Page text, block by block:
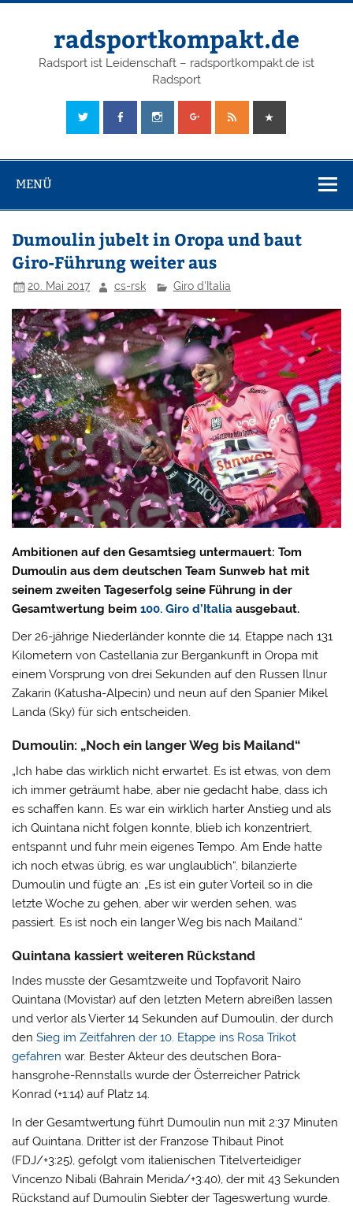
radsportkompakt.de
Radsport ist Leidenschaft – radsportkompakt.de ist
Radsport
MENÜ
Dumoulin jubelt in Oropa und baut
Giro-Führung weiter aus
20. Mai 2017 cs-rsk Giro d'Italia
Ambitionen auf den Gesamtsieg untermauert: Tom
Dumoulin aus dem deutschen Team Sunweb hat mit
seinem zweiten Tageserfolg seine Führung in der
Gesamtwertung beim100. Giro d’Italia ausgebaut.
Der 26-jährige Niederländer konnte die 14. Etappe nach 131
Kilometern von Castellania zur Bergankunft in Oropa mit
einem Vorsprung von drei Sekunden auf den Russen Ilnur
Zakarin (Katusha-Alpecin) und neun auf den Spanier Mikel
Landa (Sky) für sich entscheiden.
Dumoulin: „Noch ein langer Weg bis Mailand“
„Ich habe das wirklich nicht erwartet. Es ist etwas, von dem
ich immer geträumt habe, aber nie gedacht habe, dass ich
es schaffen kann. Es war ein wirklich harter Anstieg und als
ich Quintana nicht folgen konnte, blieb ich konzentriert,
entspannt und fuhr mein eigenes Tempo. Am Ende hatte
ich noch etwas übrig, es war unglaublich“, bilanzierte
Dumoulin und fügte an: „Es ist ein guter Vorteil so in die
letzte Woche zu gehen, aber wir werden sehen, was
passiert. Es ist noch ein langer Weg bis nach Mailand.“
Quintana kassiert weiteren Rückstand
Indes musste der Gesamtzweite und Topfavorit Nairo
Quintana (Movistar) auf den letzten Metern abreißen lassen
und verlor als Vierter 14 Sekunden auf Dumoulin, der durch
denSieg im Zeitfahren der 10. Etappe ins Rosa Trikot
gefahren war. Bester Akteur des deutschen Bora-
hansgrohe-Rennstalls wurde der Österreicher Patrick
Konrad (+1:14) auf Platz 14.
In der Gesamtwertung führt Dumoulin nun mit 2:37 Minuten
auf Quintana. Dritter ist der Franzose Thibaut Pinot
(FDJ/+3:25), gefolgt vom italienischen Titelverteidiger
Vincenzo Nibali (Bahrain Merida/+3:40), der mit 43 Sekunden
Rückstand auf Dumoulin Siebter der Tageswertung wurde.